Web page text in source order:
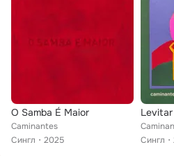
O Samba É Maior
Caminantes
Сингл
2025
Levitar
Сингл